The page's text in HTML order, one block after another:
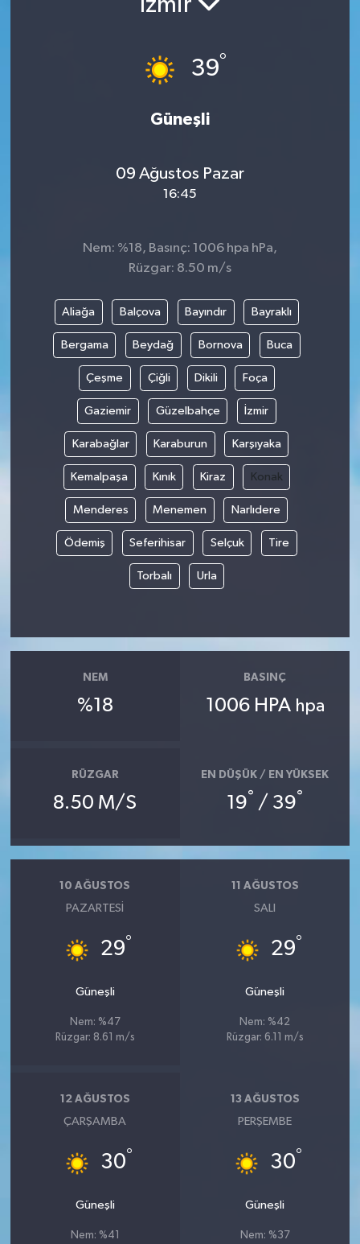
İzmir
39°
Güneşli
09 Ağustos Pazar
16:45
Nem: %18, Basınç: 1006 hpa hPa,
Rüzgar: 8.50 m/s
Aliağa Balçova Bayındır Bayraklı
Bergama Beydağ Bornova Buca
Çeşme Çiğli Dikili Foça
Gaziemir Güzelbahçe İzmir
Karabağlar Karaburun Karşıyaka
Kemalpaşa Kınık Kiraz Konak
Menderes Menemen Narlıdere
Ödemiş Seferihisar Selçuk Tire
Torbalı Urla
NEM
%18
BASINÇ
1006 HPA hpa
RÜZGAR
8.50 M/S
EN DÜŞÜK / EN YÜKSEK
19° / 39°
10 AĞUSTOS
PAZARTESI
29°
Güneşli
Nem: %47
Rüzgar: 8.61 m/s
11 AĞUSTOS
SALI
29°
Güneşli
Nem: %42
Rüzgar: 6.11 m/s
12 AĞUSTOS
ÇARŞAMBA
30°
Güneşli
Nem: %41
13 AĞUSTOS
PERŞEMBE
30°
Güneşli
Nem: %37